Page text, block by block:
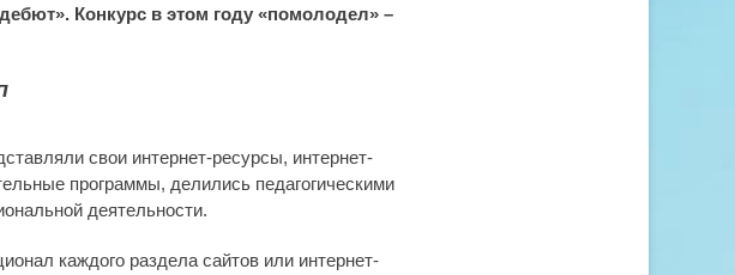
Конкурс в этом году «помолодел» –
свои интернет-ресурсы, интернет-
программы, делились педагогическими
деятельности.
каждого раздела сайтов или интернет-